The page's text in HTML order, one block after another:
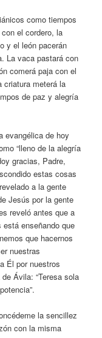
como tiempos
el cordero, la
y el león pacerán
La vaca pastará con
comerá paja con el
criatura meterá la
de paz y alegría
evangélica de hoy
“lleno de la alegría
gracias, Padre,
estas cosas
a la gente
Jesús por la gente
reveló antes que a
enseñando que
que hacernos
nuestras
Él por nuestros
Ávila: “Teresa sola
la sencillez
con la misma